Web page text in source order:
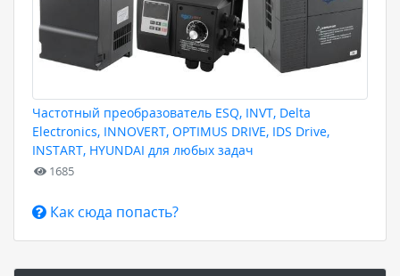
Частотный преобразователь ESQ, INVT, Delta
Electronics, INNOVERT, OPTIMUS DRIVE, IDS Drive,
INSTART, HYUNDAI для любых задач
1685
Как сюда попасть?